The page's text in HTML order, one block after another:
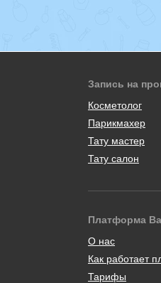
Запись на
Косметолог
Парикмахер
Тату мастер
Тату салон
Платформа
О нас
Как работает
Тарифы